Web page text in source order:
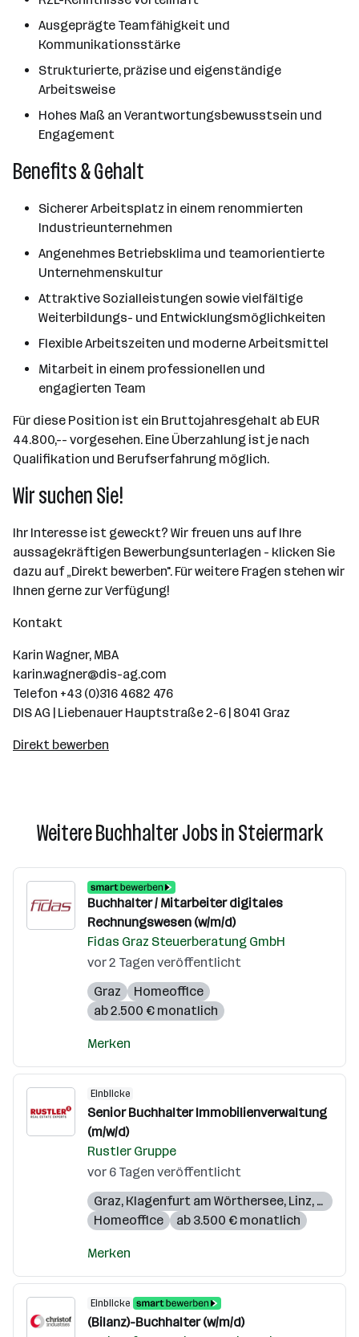
Ausgeprägte Teamfähigkeit und
Kommunikationsstärke
Strukturierte, präzise und eigenständige
Arbeitsweise
Hohes Maß an Verantwortungsbewusstsein und
Engagement
Benefits & Gehalt
Sicherer Arbeitsplatz in einem renommierten
Industrieunternehmen
Angenehmes Betriebsklima und teamorientierte
Unternehmenskultur
Attraktive Sozialleistungen sowie vielfältige
Weiterbildungs- und Entwicklungsmöglichkeiten
Flexible Arbeitszeiten und moderne Arbeitsmittel
Mitarbeit in einem professionellen und
engagierten Team
Für diese Position ist ein Bruttojahresgehalt ab EUR
44.800,-- vorgesehen. Eine Überzahlung ist je nach
Qualifikation und Berufserfahrung möglich.
Wir suchen Sie!
Ihr Interesse ist geweckt? Wir freuen uns auf Ihre
aussagekräftigen Bewerbungsunterlagen - klicken Sie
dazu auf „Direkt bewerben". Für weitere Fragen stehen wir
Ihnen gerne zur Verfügung!
Kontakt
Karin Wagner, MBA
karin.wagner@dis-ag.com
Telefon +43 (0)316 4682 476
DIS AG | Liebenauer Hauptstraße 2-6 | 8041 Graz
Direkt bewerben
Weitere Buchhalter Jobs in Steiermark
Buchhalter / Mitarbeiter digitales
Rechnungswesen (w/m/d)
Fidas Graz Steuerberatung GmbH
vor 2 Tagen veröffentlicht
Graz
Homeoffice
ab 2.500 € monatlich
Merken
Einblicke
Senior Buchhalter Immobilienverwaltung
(m/w/d)
Rustler Gruppe
vor 6 Tagen veröffentlicht
Graz, Klagenfurt am Wörthersee, Linz,
Homeoffice
ab 3.500 € monatlich
Merken
Einblicke
(Bilanz)-Buchhalter (w/m/d)